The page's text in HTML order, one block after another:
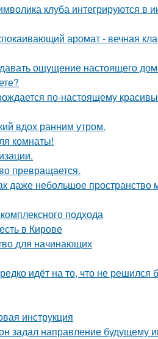
клуба интегрируются в
аромат - вечная
ощущение настоящего
по-настоящему
вдох ранним утром.
комнаты!
превращается.
даже небольшое пространство
подхода
в Кирове
для начинающих
идёт на то, что не
инструкция
задал направление будущему